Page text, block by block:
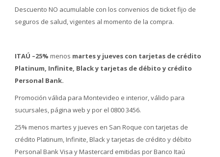
Descuento NO acumulable con los convenios de ticket fijo de
seguros de salud, vigentes al momento de la compra.
ITAÚ –25% menos martes y jueves con tarjetas de crédito
Platinum, Infinite, Black y tarjetas de débito y crédito
Personal Bank.
Promoción válida para Montevideo e interior, válido para
sucursales, página web y por el 0800 3456.
25% menos martes y jueves en San Roque con tarjetas de
crédito Platinum, Infinite, Black y tarjetas de crédito y débito
Personal Bank Visa y Mastercard emitidas por Banco Itaú